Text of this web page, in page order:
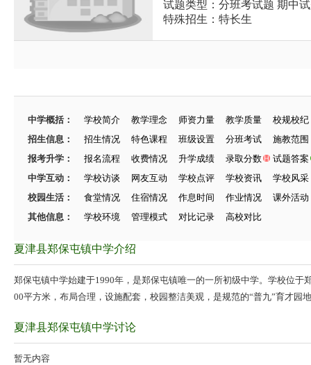
试题类型：分班考试题 期中
特殊招生：特长生
中学概括： 学校简介 教学理念 师资力量 教学质量
校规校纪
招生信息：
招生情况 特色课程 班级设置 分班考试
施教范围
报考升学：
报名流程 收费情况 升学成绩 录取分数
试题答案
中学互动：
学校访谈 网友互动 学校点评 学校资讯
学校风采
校园生活：
食堂情况 住宿情况 作息时间 作业情况
课外活动
其他信息：
学校环境 管理模式 对比记录 高校对比
夏津县郑保屯镇中学介绍
郑保屯镇中学始建于1990年，是郑保屯镇唯一的一所初级中学。学校位于
00平方米，布局合理，设施配套，校园整洁美观，是规范的“普九”育才园
夏津县郑保屯镇中学讨论
暂无内容